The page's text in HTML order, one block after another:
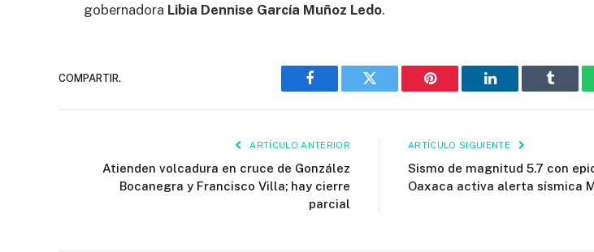
gobernadora Libia Dennise García Muñoz Ledo.
COMPARTIR.
Facebook Twitter Pinterest LinkedIn Tumblr
ARTÍCULO ANTERIOR
Atienden volcadura en cruce de González
Bocanegra y Francisco Villa; hay cierre
parcial
ARTÍCULO SIGUIENTE
Sismo de magnitud 5.7 con
Oaxaca activa alerta sísmica